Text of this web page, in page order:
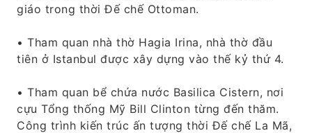
giáo trong thời Đế chế Ottoman.
• Tham quan nhà thờ Hagia Irina, nhà thờ đầu
tiên ở Istanbul được xây dựng vào thế kỷ thứ 4.
• Tham quan bể chứa nước Basilica Cistern, nơi
cựu Tổng thống Mỹ Bill Clinton từng đến thăm.
Công trình kiến ​​trúc ấn tượng thời Đế chế La Mã,